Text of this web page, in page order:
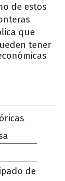
de estos
que
tener
de